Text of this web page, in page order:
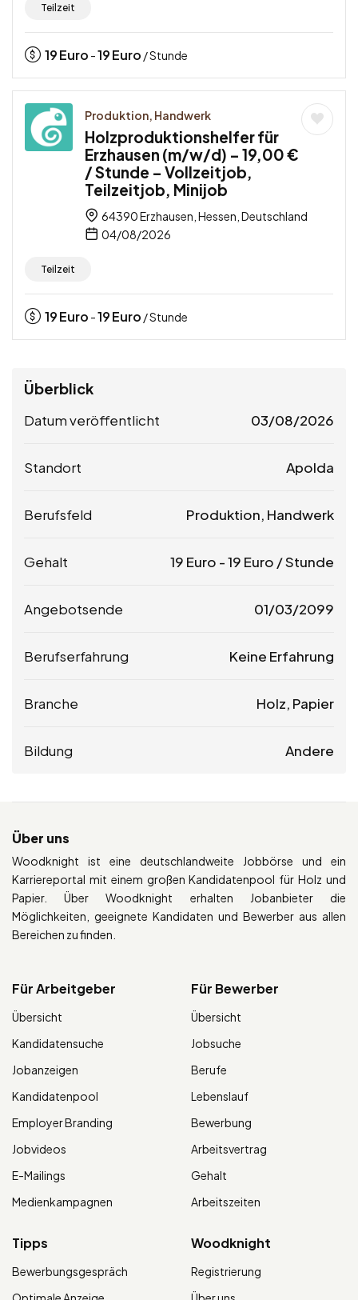
Teilzeit
19Euro -19Euro / Stunde
Produktion, Handwerk
Holzproduktionshelfer für
Erzhausen (m/w/d) – 19,00 €
/ Stunde – Vollzeitjob,
Teilzeitjob, Minijob
64390 Erzhausen, Hessen, Deutschland
04/08/2026
Teilzeit
19Euro -19Euro / Stunde
Überblick
Datum veröffentlicht 03/08/2026
Standort Apolda
Berufsfeld Produktion, Handwerk
Gehalt 19 Euro -19 Euro / Stunde
Angebotsende 01/03/2099
Berufserfahrung Keine Erfahrung
Branche Holz, Papier
Bildung Andere
Über uns
Woodknight ist eine deutschlandweite Jobbörse und ein
Karriereportal mit einem großen Kandidatenpool für Holz und
Papier. Über Woodknight erhalten Jobanbieter die
Möglichkeiten, geeignete Kandidaten und Bewerber aus allen
Bereichen zu finden.
Für Arbeitgeber
Übersicht
Kandidatensuche
Jobanzeigen
Kandidatenpool
Employer Branding
Jobvideos
E-Mailings
Medienkampagnen
Für Bewerber
Übersicht
Jobsuche
Berufe
Lebenslauf
Bewerbung
Arbeitsvertrag
Gehalt
Arbeitszeiten
Tipps
Bewerbungsgespräch
Woodknight
Registrierung